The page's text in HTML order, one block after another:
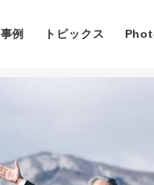
事例 トピックス